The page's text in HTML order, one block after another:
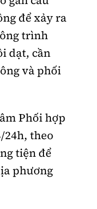
để xảy ra
trình
dạt, cần
và phối
Phối hợp
theo
tiện để
phương